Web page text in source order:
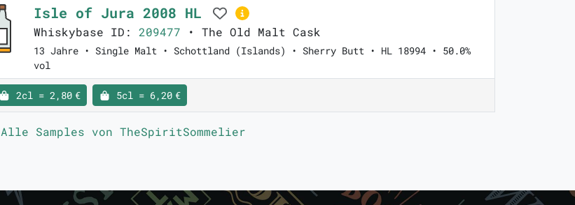
Isle of Jura 2008 HL
Whiskybase ID: 209477 • The Old Malt Cask
13 Jahre • Single Malt • Schottland (Islands) • Sherry Butt • HL 18994 • 50.0%
vol
2cl = 2,80 € 5cl = 6,20 €
Alle Samples von TheSpiritSommelier